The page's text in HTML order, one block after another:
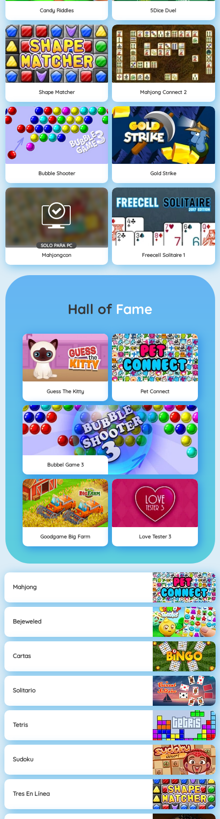
Candy Riddles 5Dice Duel
Shape Matcher Mahjong Connect 2
Bubble Shooter Gold Strike
SOLO PARA PC
Mahjongcon Freecell Solitaire 1
Hall of Fame
Guess The Kitty Pet Connect
Bubbel Game 3
Goodgame Big Farm Love Tester 3
Mahjong
Bejeweled
Cartas
Solitario
Tetris
Sudoku
Tres En Línea